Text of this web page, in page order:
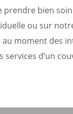
prendre bien
ou sur
moment des
services d’un